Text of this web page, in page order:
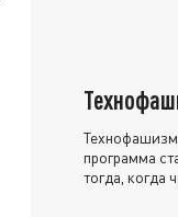
Технофашизм
программа
тогда, когда